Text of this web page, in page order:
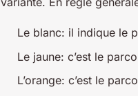
Le blanc: il indique le
Le jaune: c’est le
L’orange: c’est le